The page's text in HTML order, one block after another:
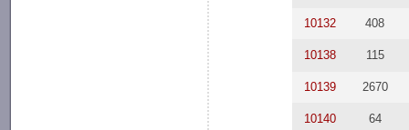
10132 408
10138 115
10139 2670
10140 64